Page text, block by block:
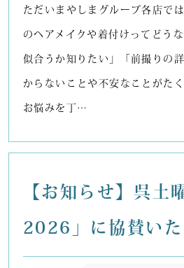
ただいまやしまグループ各店で
のヘアメイクや着付けってどう
似合うか知りたい」「前撮りの
からないことや不安なことがた
お悩みを丁…
【お知らせ】呉土
2026」に協賛いた